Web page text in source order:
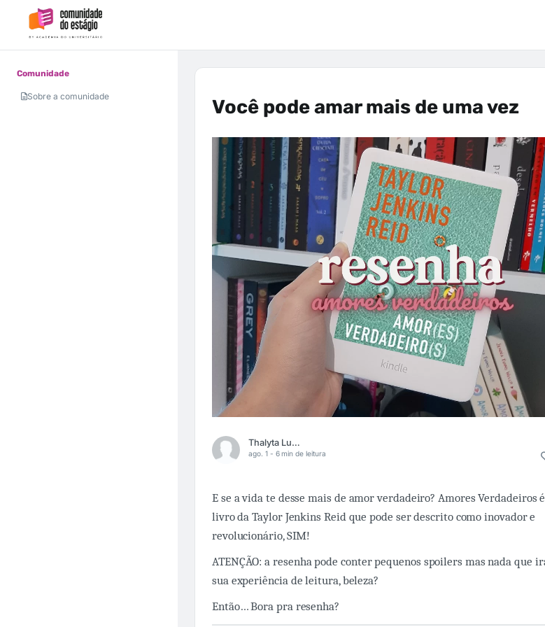
Comunidade
Sobre a comunidade Você pode amar mais de uma vez
Thalyta Lucena
ago. 1 - 6 min de leitura
E se a vida te desse mais de amor verdadeiro? Amores Verdadeiros
livro da Taylor Jenkins Reid que pode ser descrito como inovador e
revolucionário, SIM!
ATENÇÃO: a resenha pode conter pequenos spoilers mas nada que
sua experiência de leitura, beleza?
Então… Bora pra resenha?